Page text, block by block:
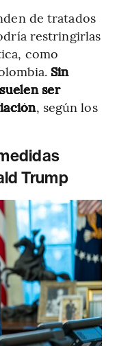
de tratados
restringirlas
como
Sin
ser
, según los
Trump